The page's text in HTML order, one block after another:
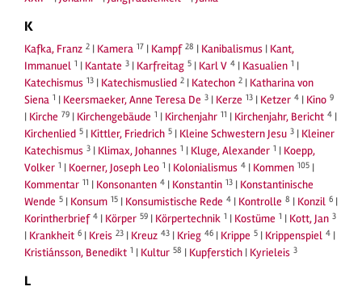
K
Kafka, Franz 2 | Kamera 17 | Kampf 28 | Kanibalismus | Kant,
Immanuel 1 | Kantate 3 | Karfreitag 5 | Karl V 4 | Kasualien 1 |
Katechismus 13 | Katechismuslied 2 | Katechon 2 | Katharina von
Siena 1 | Keersmaeker, Anne Teresa De 3 | Kerze 13 | Ketzer 4 | Kino 9
| Kirche 79 | Kirchengebäude 1 | Kirchenjahr 11 | Kirchenjahr, Bericht 4 |
Kirchenlied 5 | Kittler, Friedrich 5 | Kleine Schwestern Jesu 3 | Kleiner
Katechismus 3 | Klimax, Johannes 1 | Kluge, Alexander 1 | Koepp,
Volker 1 | Koerner, Joseph Leo 1 | Kolonialismus 4 | Kommen 105 |
Kommentar 11 | Konsonanten 4 | Konstantin 13 | Konstantinische
Wende 5 | Konsum 15 | Konsumistische Rede 4 | Kontrolle 8 | Konzil 6 |
Korintherbrief 4 | Körper 59 | Körpertechnik 1 | Kostüme 1 | Kott, Jan 3
| Krankheit 6 | Kreis 23 | Kreuz 43 | Krieg 46 | Krippe 5 | Krippenspiel 4 |
Kristiánsson, Benedikt 1 | Kultur 58 | Kupferstich | Kyrieleis 3
L